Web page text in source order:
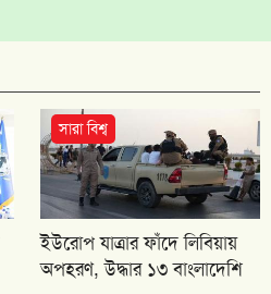
সারা বিশ্ব
ইউরোপ যাত্রার ফাঁদে লিবিয়ায়
অপহরণ, উদ্ধার ১৩ বাংলাদেশি